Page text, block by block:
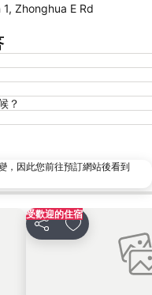
鐵站
立美術館
東夜市
天后宮
學大學
街
壽山動物園
文化中心
Zhonghua E Rd
？
，因此您前往預訂網站後看到
受歡迎的住宿
分享 加入我的最愛